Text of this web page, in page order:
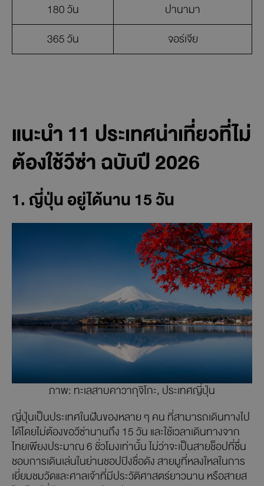
180 วัน
ปานามา
365 วัน
จอร์เจีย
แนะนำ 11 ประเทศน่าเที่ยวที่ไม่
ต้องใช้วีซ่า ฉบับปี 2026
1. ญี่ปุ่น อยู่ได้นาน 15 วัน
ภาพ: ทะเลสาบคาวากุจิโกะ, ประเทศญี่ปุ่น
ญี่ปุ่นเป็นประเทศในฝันของหลาย ๆ คน ที่สามารถเดินทางไป
ได้โดยไม่ต้องขอวีซ่านานถึง 15 วัน และใช้เวลาเดินทางจาก
ไทยเพียงประมาณ 6 ชั่วโมงเท่านั้น ไม่ว่าจะเป็นสายช็อปที่ชื่น
ชอบการเดินเล่นในย่านชอปปิงชื่อดัง สายมูที่หลงใหลในการ
เยี่ยมชมวัดและศาลเจ้าที่มีประวัติศาสตร์ยาวนาน หรือสายส